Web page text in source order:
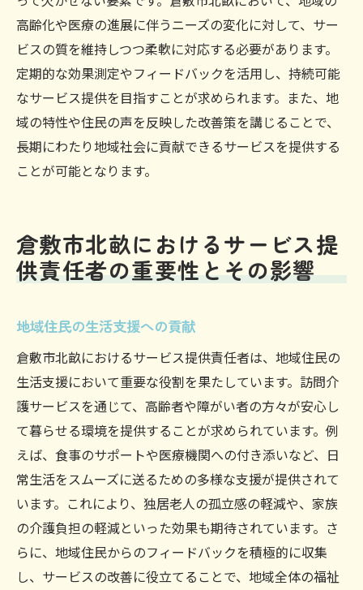
高齢化や医療の進展に伴うニーズの変化に対して、サー
ビスの質を維持しつつ柔軟に対応する必要があります。
定期的な効果測定やフィードバックを活用し、持続可能
なサービス提供を目指すことが求められます。また、地
域の特性や住民の声を反映した改善策を講じることで、
長期にわたり地域社会に貢献できるサービスを提供する
ことが可能となります。
倉敷市北畝におけるサービス提
供責任者の重要性とその影響
地域住民の生活支援への貢献
倉敷市北畝におけるサービス提供責任者は、地域住民の
生活支援において重要な役割を果たしています。訪問介
護サービスを通じて、高齢者や障がい者の方々が安心し
て暮らせる環境を提供することが求められています。例
えば、食事のサポートや医療機関への付き添いなど、日
常生活をスムーズに送るための多様な支援が提供されて
います。これにより、独居老人の孤立感の軽減や、家族
の介護負担の軽減といった効果も期待されています。さ
らに、地域住民からのフィードバックを積極的に収集
し、サービスの改善に役立てることで、地域全体の福祉